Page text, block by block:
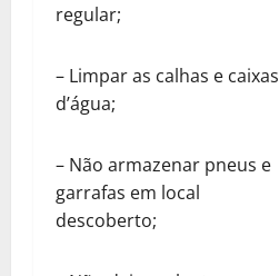
regular;
– Limpar as calhas e caixas
d’água;
– Não armazenar pneus e
garrafas em local
descoberto;